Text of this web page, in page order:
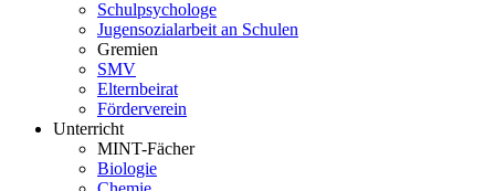
Schulpsychologe
Jugensozialarbeit an Schulen
Gremien
SMV
Elternbeirat
Förderverein
Unterricht
MINT-Fächer
Biologie